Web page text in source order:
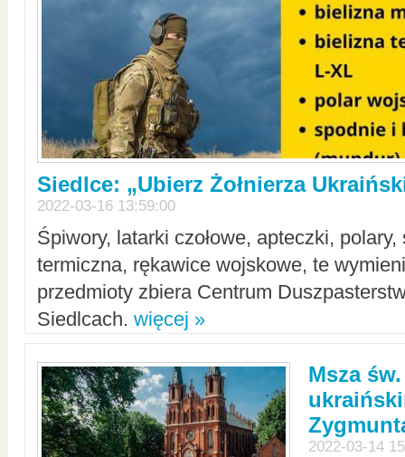
Siedlce: „Ubierz Żołnierza
2022-03-16 13:59:00
Śpiwory, latarki czołowe, apteczki,
termiczna, rękawice wojskowe, te
przedmioty zbiera Centrum
Siedlcach. więcej »
Msza
2022-03-14